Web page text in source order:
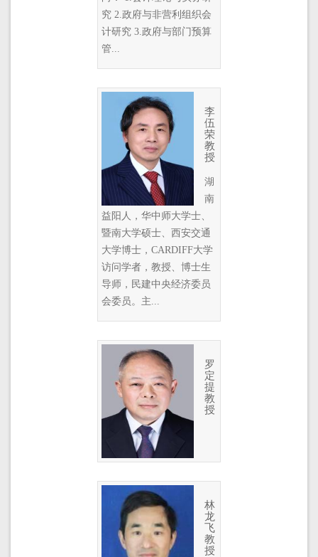
究 2.政府与非营利组织会
计研究 3.政府与部门预算
管...
李
伍
荣
教
授
湖
南
益阳人，华中师大学士、
暨南大学硕士、西安交通
大学博士，CARDIFF大学
访问学者，教授、博士生
导师，民建中央经济委员
会委员。主...
罗
定
提
教
授
林
龙
飞
教
授